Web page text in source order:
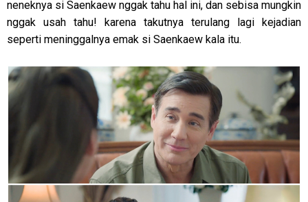
neneknya si Saenkaew nggak tahu hal ini, dan sebisa mungkin
nggak usah tahu! karena takutnya terulang lagi kejadian
seperti meninggalnya emak si Saenkaew kala itu.